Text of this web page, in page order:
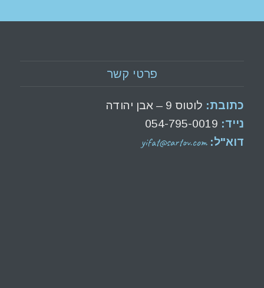
פרטי קשר
כתובת: לוטוס 9 – אבן יהודה
נייד: 054-795-0019
דוא"ל:yifat@sartov.com